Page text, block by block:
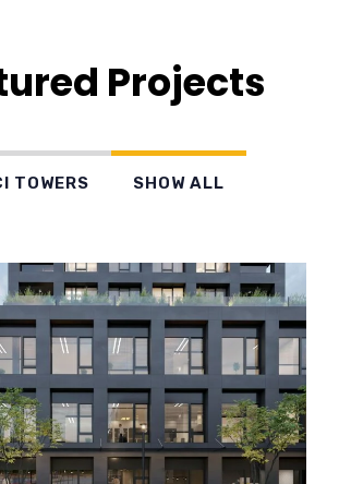
Projects
TOWERS SHOW ALL